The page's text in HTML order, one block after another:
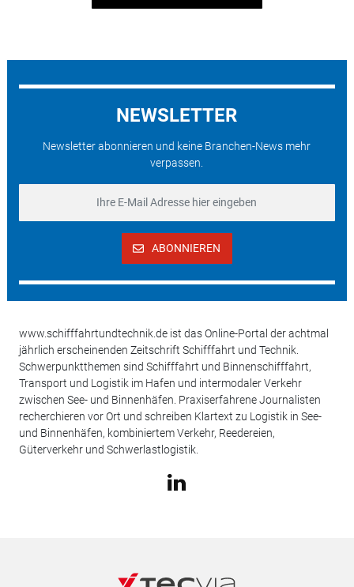
NEWSLETTER
Newsletter abonnieren und keine Branchen-News mehr
verpassen.
ABONNIEREN
www.schifffahrtundtechnik.de ist das Online-Portal der achtmal
jährlich erscheinenden Zeitschrift Schifffahrt und Technik.
Schwerpunktthemen sind Schifffahrt und Binnenschifffahrt,
Transport und Logistik im Hafen und intermodaler Verkehr
zwischen See- und Binnenhäfen. Praxiserfahrene Journalisten
recherchieren vor Ort und schreiben Klartext zu Logistik in See-
und Binnenhäfen, kombiniertem Verkehr, Reedereien,
Güterverkehr und Schwerlastlogistik.